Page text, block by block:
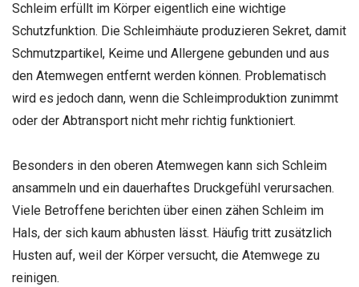
Schleim erfüllt im Körper eigentlich eine wichtige
Schutzfunktion. Die Schleimhäute produzieren Sekret, damit
Schmutzpartikel, Keime und Allergene gebunden und aus
den Atemwegen entfernt werden können. Problematisch
wird es jedoch dann, wenn die Schleimproduktion zunimmt
oder der Abtransport nicht mehr richtig funktioniert.
Besonders in den oberen Atemwegen kann sich Schleim
ansammeln und ein dauerhaftes Druckgefühl verursachen.
Viele Betroffene berichten über einen zähen Schleim im
Hals, der sich kaum abhusten lässt. Häufig tritt zusätzlich
Husten auf, weil der Körper versucht, die Atemwege zu
reinigen.